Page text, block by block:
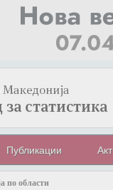
Публикации
по области